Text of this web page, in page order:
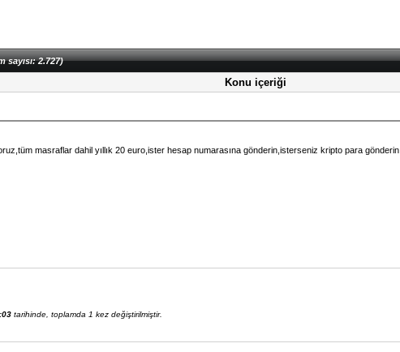
sayısı: 2.727)
Konu içeriği
masraflar dahil yıllık 20 euro,ister hesap numarasına gönderin,isterseniz kripto para gönderin
tarihinde, toplamda 1 kez değiştirilmiştir.